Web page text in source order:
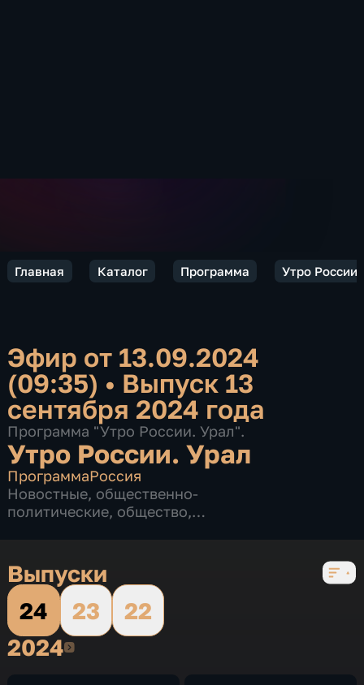
Главная Каталог Программа Утро
Эфир от 13.09.2024
(09:35) • Выпуск 13
сентября 2024 года
Программа "Утро России. Урал".
Утро России. Урал
ПрограммаРоссия
Новостные, общественно-
политические, общество,
Выпуски
24
23
22
20242024